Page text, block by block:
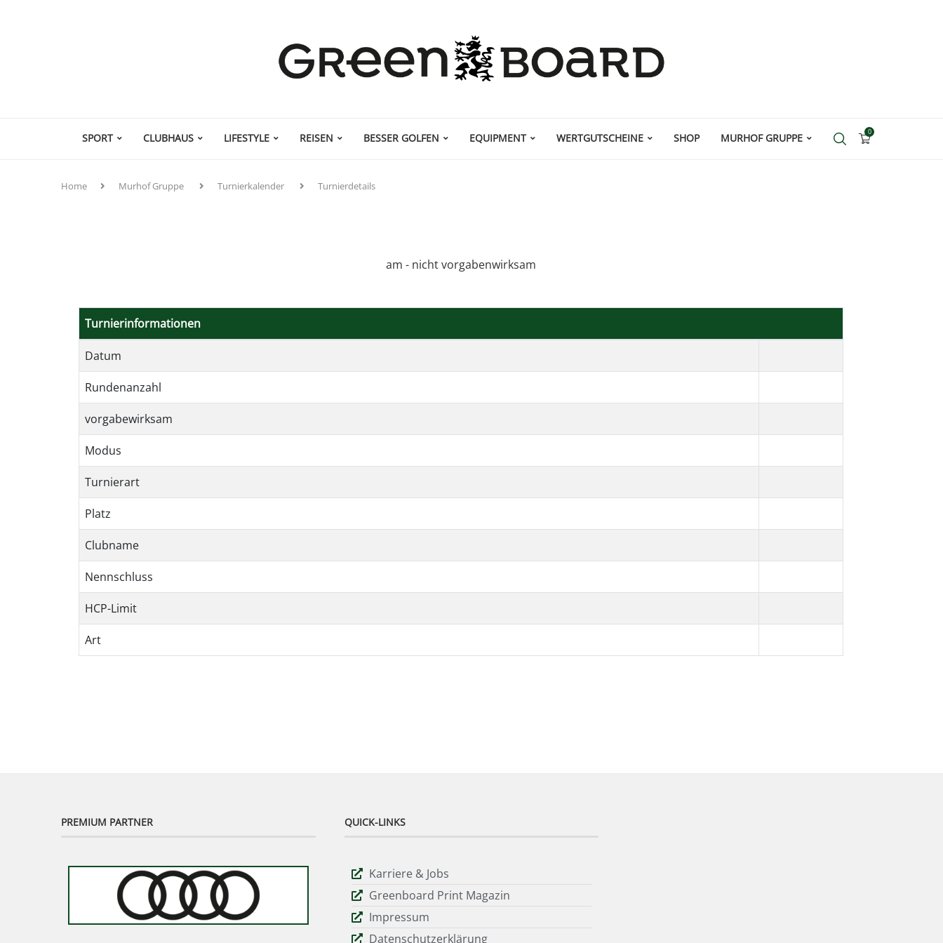
SPORT CLUBHAUS LIFESTYLE REISEN BESSER GOLFEN EQUIPMENT WERTGUTSCHEINE SHOP MURHOF GRUPPE 0
Home Murhof Gruppe Turnierkalender Turnierdetails
am - nicht vorgabenwirksam
Turnierinformationen
Datum
Rundenanzahl
vorgabewirksam
Modus
Turnierart
Platz
Clubname
Nennschluss
HCP-Limit
Art
PREMIUM PARTNER QUICK-LINKS
Karriere & Jobs
Greenboard Print Magazin
Impressum
Datenschutzerklärung